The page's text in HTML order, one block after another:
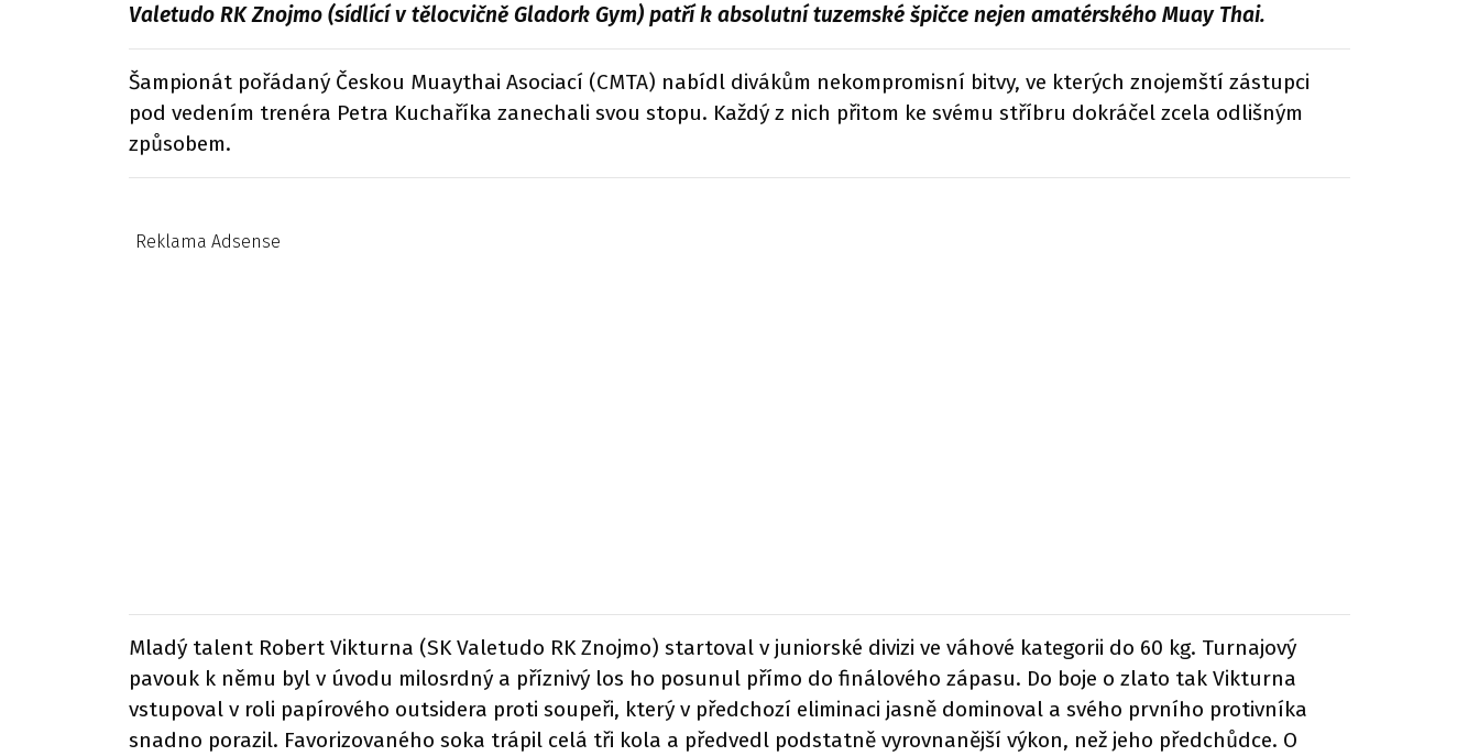
Valetudo RK Znojmo (sídlící v tělocvičně Gladork Gym) patří k absolutní tuzemské špičce nejen amatérského Muay Thai.
Šampionát pořádaný Českou Muaythai Asociací (CMTA) nabídl divákům nekompromisní bitvy, ve kterých znojemští zástupci
pod vedením trenéra Petra Kuchaříka zanechali svou stopu. Každý z nich přitom ke svému stříbru dokráčel zcela odlišným
způsobem.
Reklama Adsense
Mladý talent Robert Vikturna (SK Valetudo RK Znojmo) startoval v juniorské divizi ve váhové kategorii do 60 kg. Turnajový
pavouk k němu byl v úvodu milosrdný a příznivý los ho posunul přímo do finálového zápasu. Do boje o zlato tak Vikturna
vstupoval v roli papírového outsidera proti soupeři, který v předchozí eliminaci jasně dominoval a svého prvního protivníka
snadno porazil. Favorizovaného soka trápil celá tři kola a předvedl podstatně vyrovnanější výkon, než jeho předchůdce. O